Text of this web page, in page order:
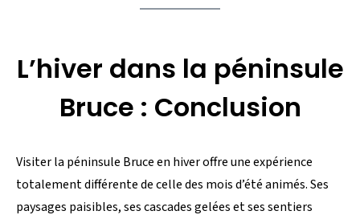
L’hiver dans la péninsule
Bruce : Conclusion
Visiter la péninsule Bruce en hiver offre une expérience
totalement différente de celle des mois d’été animés. Ses
paysages paisibles, ses cascades gelées et ses sentiers